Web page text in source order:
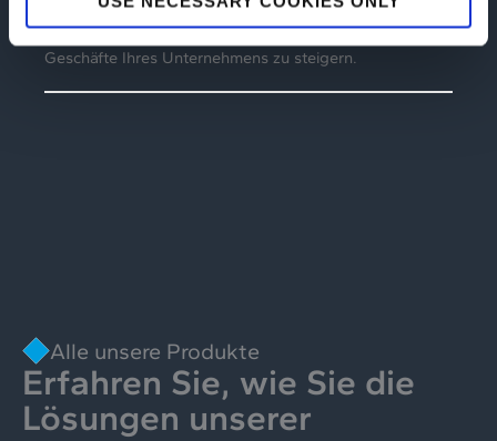
entwickelt, um die Effizienz der Beziehung mit Ihren
Lieferanten zu erhöhen, Prozesse zu optimieren und die
Geschäfte Ihres Unternehmens zu steigern.
Alle unsere Produkte
Erfahren Sie, wie Sie die
Lösungen unserer